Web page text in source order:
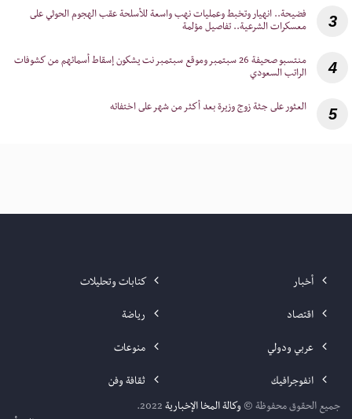
3
‎فضيحة.. انهيار وتخبط وعمليات نهب واسعة للأسلحة عقب الهجوم الحوثي على
معسكرات الشرعية.. تفاصيل مؤلمة
4
‎منتسبو صحيفة 26 سبتمبر وموقع سبتمبر نت يشكون إسقاط أسمائهم من كشوفات
الراتب السعودي
5
أخبار كتابات وتحليلات
اقتصاد رياضة
عربي ودولي منوعات
انفوجرافيك
ثقافة وفن
جميع الحقوق محفوظة © وكالة المخا الإخبارية